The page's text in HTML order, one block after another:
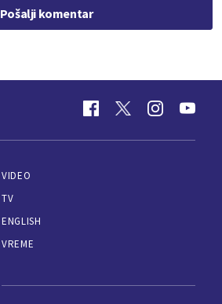
Pošalji komentar
VIDEO
TV
ENGLISH
VREME